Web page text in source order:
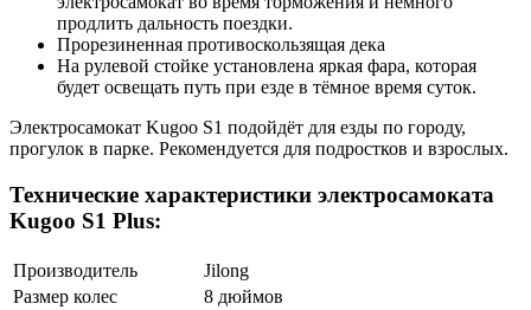
продлить дальность поездки.
Прорезиненная противоскользящая дека
На рулевой стойке установлена яркая фара, которая
будет освещать путь при езде в тёмное время суток.
Электросамокат Kugoo S1 подойдёт для езды по городу,
прогулок в парке. Рекомендуется для подростков и взрослых.
Технические характеристики электросамоката
Kugoo S1 Plus:
Производитель
Jilong
Размер колес
8 дюймов